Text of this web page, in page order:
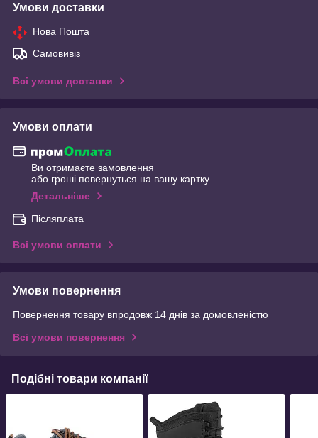
Умови доставки
Нова Пошта
Самовивіз
Всі умови доставки
Умови оплати
Ви отримаєте замовлення
або гроші повернуться на вашу картку
Детальніше
Післяплата
Всі умови оплати
Умови повернення
Повернення товару впродовж 14 днів за домовленістю
Всі умови повернення
Подібні товари компанії